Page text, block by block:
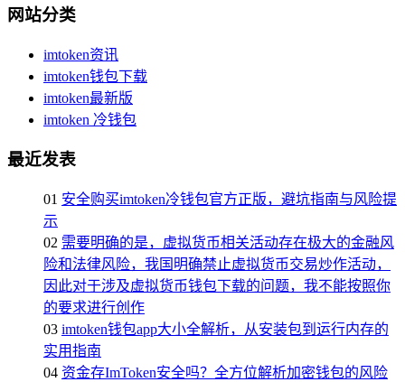
网站分类
imtoken资讯
imtoken钱包下载
imtoken最新版
imtoken 冷钱包
最近发表
01 安全购买imtoken冷钱包官方正版，避坑指南与风险提
示
02 需要明确的是，虚拟货币相关活动存在极大的金融风
险和法律风险，我国明确禁止虚拟货币交易炒作活动，
因此对于涉及虚拟货币钱包下载的问题，我不能按照你
的要求进行创作
03 imtoken钱包app大小全解析，从安装包到运行内存的
实用指南
04 资金存ImToken安全吗？全方位解析加密钱包的风险